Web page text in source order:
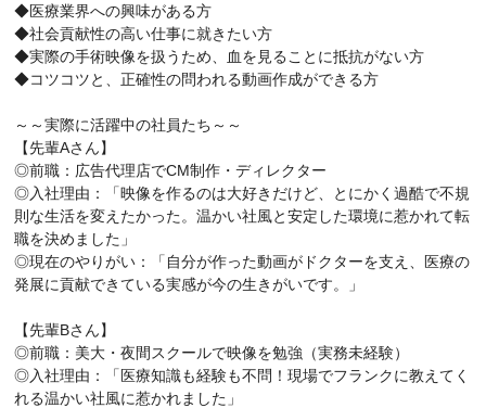
◆医療業界への興味がある方
◆社会貢献性の高い仕事に就きたい方
◆実際の手術映像を扱うため、血を見ることに抵抗がない方
◆コツコツと、正確性の問われる動画作成ができる方
～～実際に活躍中の社員たち～～
【先輩Aさん】
◎前職：広告代理店でCM制作・ディレクター
◎入社理由：「映像を作るのは大好きだけど、とにかく過酷で不規
則な生活を変えたかった。温かい社風と安定した環境に惹かれて転
職を決めました」
◎現在のやりがい：「自分が作った動画がドクターを支え、医療の
発展に貢献できている実感が今の生きがいです。」
【先輩Bさん】
◎前職：美大・夜間スクールで映像を勉強（実務未経験）
◎入社理由：「医療知識も経験も不問！現場でフランクに教えてく
れる温かい社風に惹かれました」